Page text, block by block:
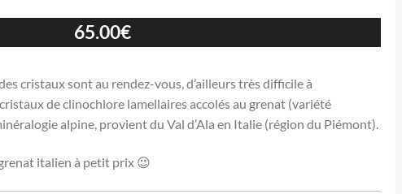
65.00€
cristaux sont au rendez-vous, d’ailleurs très difficile à
de clinochlore lamellaires accolés au grenat (variété
alpine, provient du Val d’Ala en Italie (région du Piémont).
italien à petit prix 😉